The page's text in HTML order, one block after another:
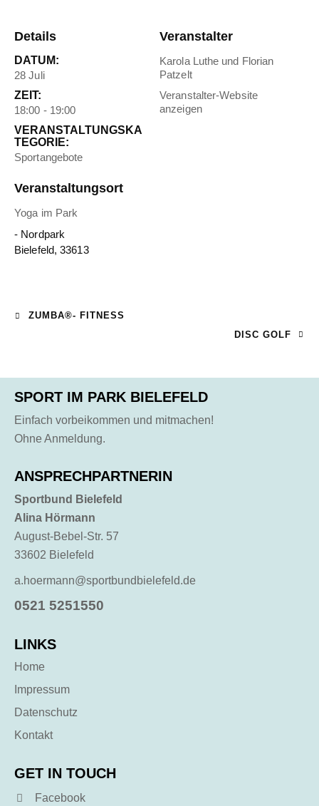
Details
DATUM:
28 Juli
ZEIT:
18:00 - 19:00
VERANSTALTUNGSKA
TEGORIE:
Sportangebote
Veranstaltungsort
Yoga im Park
- Nordpark
Bielefeld, 33613
Veranstalter
Karola Luthe und Florian
Patzelt
Veranstalter-Website
anzeigen
ZUMBA®- FITNESS
DISC GOLF
SPORT IM PARK BIELEFELD
Einfach vorbeikommen und mitmachen!
Ohne Anmeldung.
ANSPRECHPARTNERIN
Sportbund Bielefeld
Alina Hörmann
August-Bebel-Str. 57
33602 Bielefeld
a.hoermann@sportbundbielefeld.de
0521 5251550
LINKS
Home
Impressum
Datenschutz
Kontakt
GET IN TOUCH
Facebook